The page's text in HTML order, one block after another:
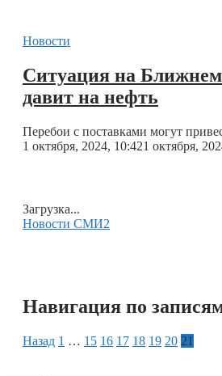
Новости
Ситуация на Ближнем
давит на нефть
Перебои с поставками могут
1 октября, 2024, 10:421 октября,
Загрузка...
Новости СМИ2
Навигация по
Назад 1 … 15 16 17 18 19 20 21